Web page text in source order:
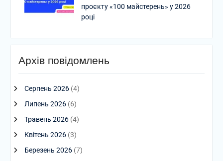
проєкту «100 майстерень» у 2026
році
Архів повідомлень
Серпень 2026(4)
Липень 2026(6)
Травень 2026(4)
Квітень 2026(3)
Березень 2026(7)